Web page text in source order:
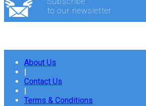
to our newsletter
About Us
Contact Us
Terms & Conditions